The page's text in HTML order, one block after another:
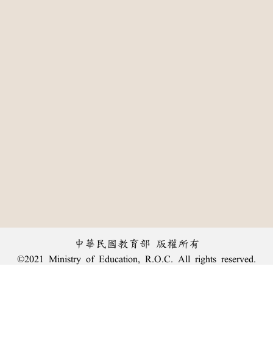
中華民國教育部 版權所有
©2021 Ministry of Education, R.O.C. All rights reserved.